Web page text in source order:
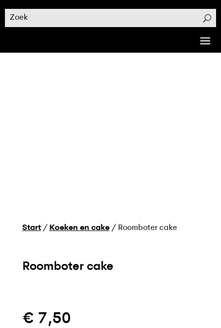
Start/ Koeken en cake/ Roomboter cake
Roomboter cake
€ 7,50